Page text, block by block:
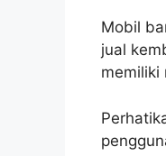
Mobil
jual
memiliki